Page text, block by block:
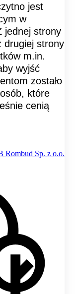
jest
w
jednej strony
drugiej strony
m.in.
wyjść
zostało
które
cenią
Rombud Sp. z o.o.